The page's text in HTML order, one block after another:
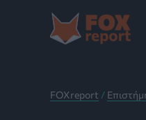
Μετάβαση
περιεχόμενο
FOXreport /